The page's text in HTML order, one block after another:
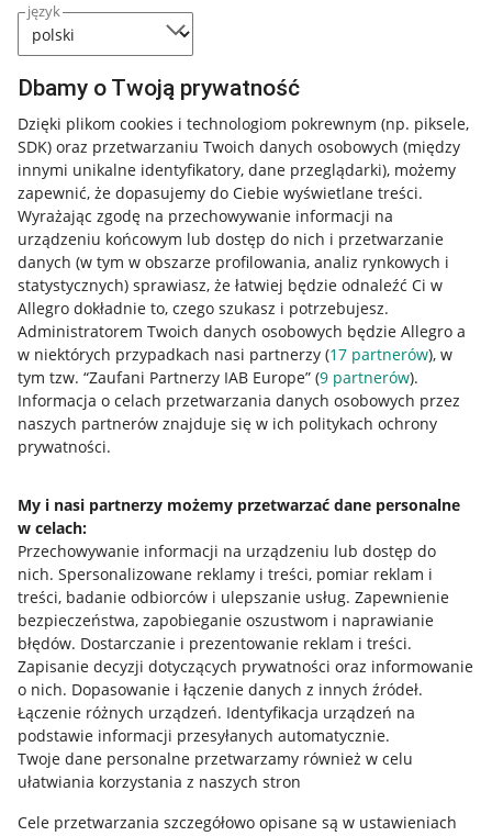
język
Dbamy o Twoją prywatność
Dzięki plikom cookies i technologiom pokrewnym (np. piksele,
SDK) oraz przetwarzaniu Twoich danych osobowych (między
innymi unikalne identyfikatory, dane przeglądarki), możemy
zapewnić, że dopasujemy do Ciebie wyświetlane treści.
Wyrażając zgodę na przechowywanie informacji na
urządzeniu końcowym lub dostęp do nich i przetwarzanie
danych (w tym w obszarze profilowania, analiz rynkowych i
statystycznych) sprawiasz, że łatwiej będzie odnaleźć Ci w
Allegro dokładnie to, czego szukasz i potrzebujesz.
Administratorem Twoich danych osobowych będzie Allegro a
w niektórych przypadkach nasi partnerzy (17 partnerów), w
tym tzw. “Zaufani Partnerzy IAB Europe” (9 partnerów).
Informacja o celach przetwarzania danych osobowych przez
naszych partnerów znajduje się w ich politykach ochrony
prywatności.
My i nasi partnerzy możemy przetwarzać dane personalne
w celach:
Przechowywanie informacji na urządzeniu lub dostęp do
nich. Spersonalizowane reklamy i treści, pomiar reklam i
treści, badanie odbiorców i ulepszanie usług. Zapewnienie
bezpieczeństwa, zapobieganie oszustwom i naprawianie
błędów. Dostarczanie i prezentowanie reklam i treści.
Zapisanie decyzji dotyczących prywatności oraz informowanie
o nich. Dopasowanie i łączenie danych z innych źródeł.
Łączenie różnych urządzeń. Identyfikacja urządzeń na
podstawie informacji przesyłanych automatycznie.
Twoje dane personalne przetwarzamy również w celu
ułatwiania korzystania z naszych stron
Cele przetwarzania szczegółowo opisane są w ustawieniach
Przydatne informacje
Jak to działa
Allegro Gadane dla sprzedających
Allegro Gadane dla kupujących
Mapa miejscowości
Informacje prawne
Regulamin
Polityka plików "cookies"
Ustawienia plików "cookies"
Udostępnianie lokalizacji